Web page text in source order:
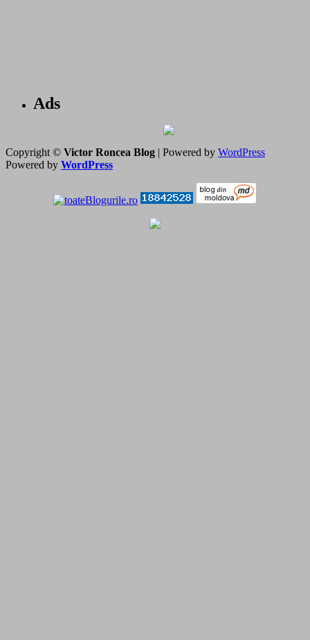
Ads
Copyright © Victor Roncea Blog | Powered by WordPress
Powered by WordPress